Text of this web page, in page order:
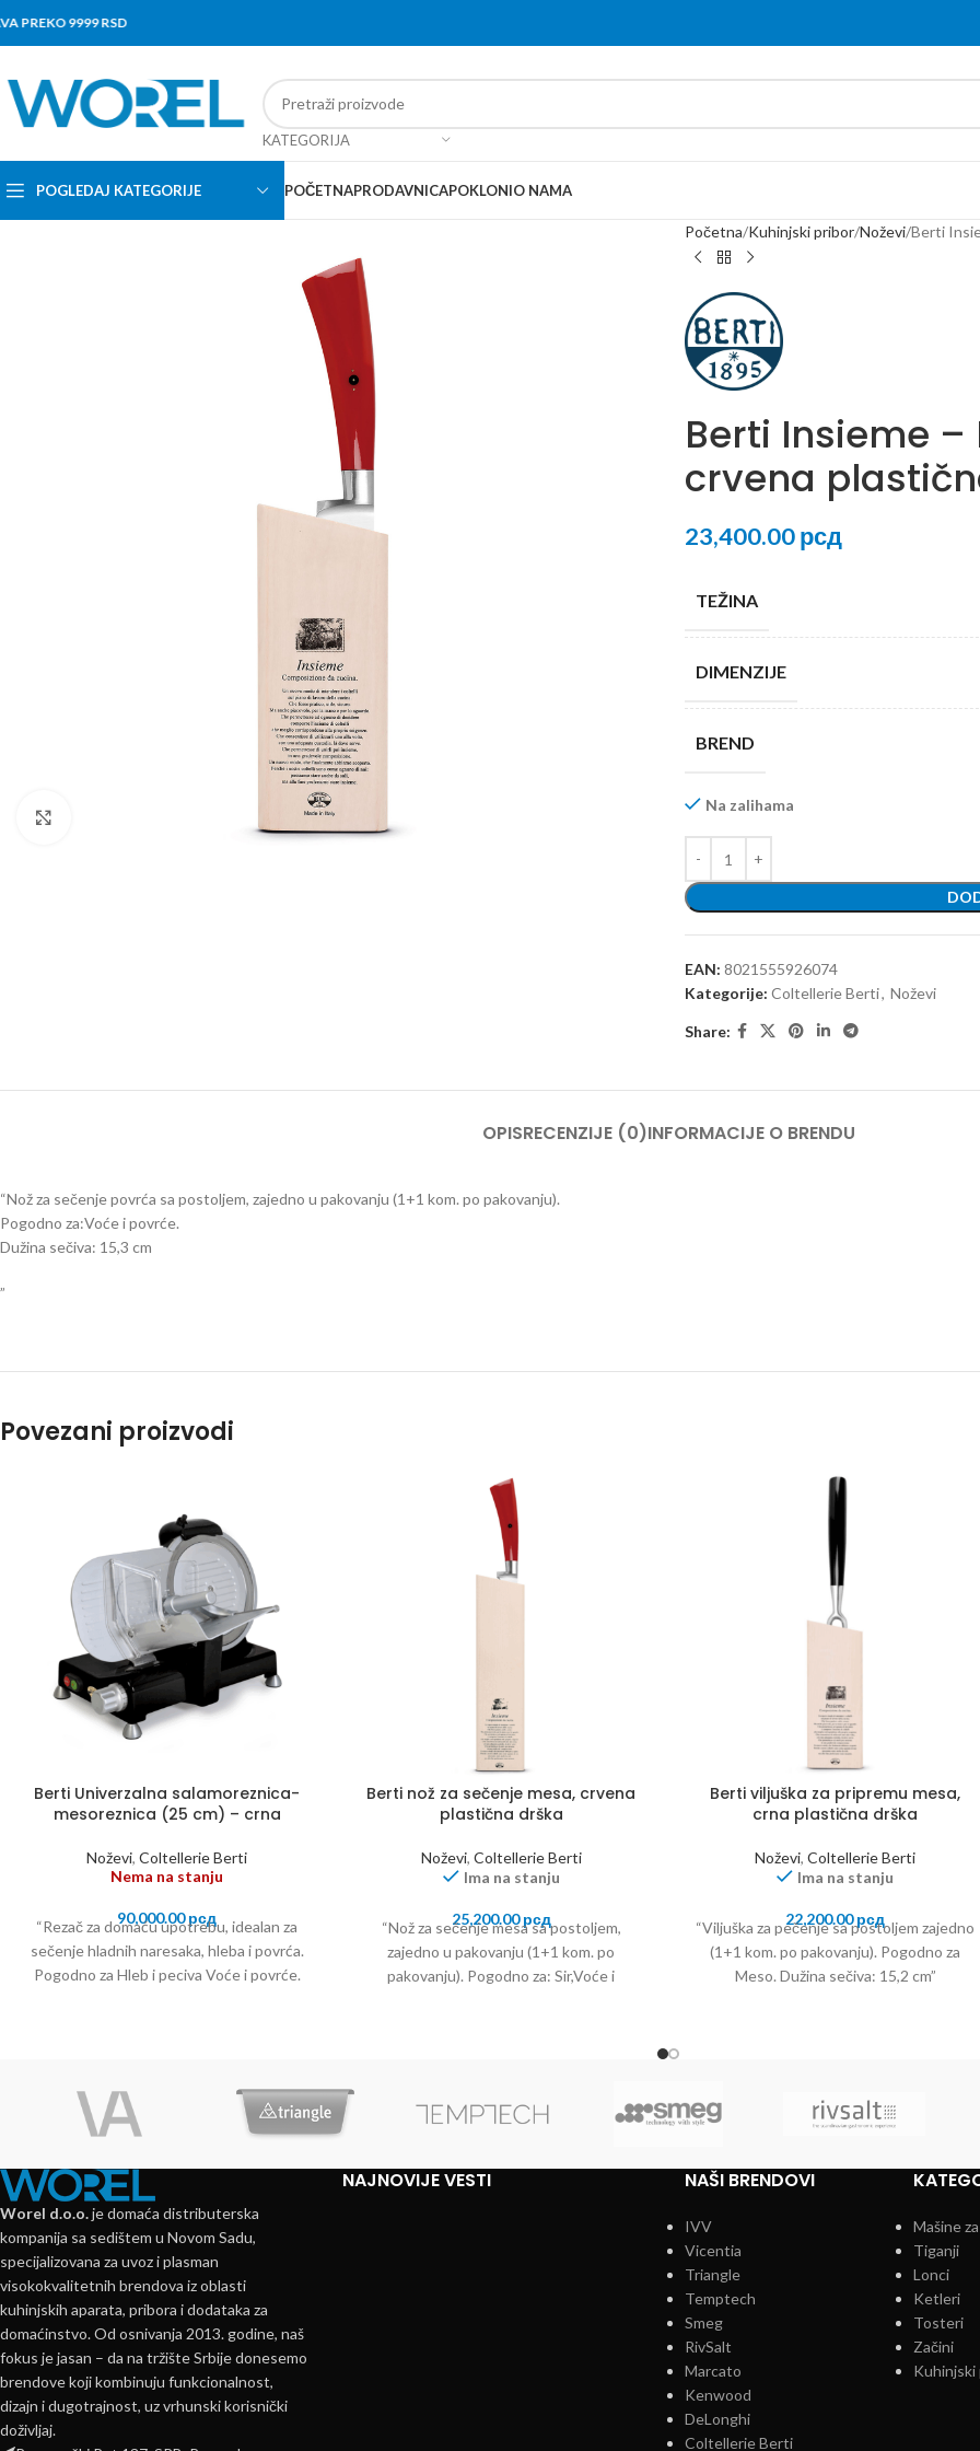
9999 RSD
KATEGORIJA
POGLEDAJ KATEGORIJE POČETNAPRODAVNICAPOKLONIO NAMA
Početna Kuhinjski pribor Noževi Berti
Berti Insieme –
crvena
23,400.00рсд
TEŽINA
DIMENZIJE
BREND
Na zalihama
EAN: 8021555926074
Kategorije: Coltellerie Berti, Noževi
Share:
OPISRECENZIJE (0)INFORMACIJE O BRENDU
“Nož za sečenje povrća sa postoljem, zajedno u pakovanju (1+1 kom. po pakovanju).
Pogodno za:Voće i povrće.
Dužina sečiva: 15,3 cm
”
Povezani proizvodi
Berti Univerzalna salamoreznica-
mesoreznica (25 cm) – crna
Noževi,Coltellerie Berti
Nema na stanju
90,000.00рсд
“Rezač za domaću upotrebu, idealan za
sečenje hladnih naresaka, hleba i povrća.
Pogodno za Hleb i peciva Voće i povrće.
Berti nož za sečenje mesa, crvena
plastična drška
Noževi, Coltellerie Berti
Ima na stanju
25,200.00рсд
“Nož za sečenje mesa sa postoljem,
zajedno u pakovanju (1+1 kom. po
pakovanju). Pogodno za: Sir,Voće i
Berti viljuška za pripremu mesa,
crna plastična drška
Noževi,Coltellerie Berti
Ima na stanju
22,200.00рсд
“Viljuška za pečenje sa postoljem zajedno
(1+1 kom. po pakovanju). Pogodno za
Meso. Dužina sečiva: 15,2 cm”
Worel d.o.o.je domaća distributerska
kompanija sa sedištem u Novom Sadu,
specijalizovana za uvoz i plasman
visokokvalitetnih brendova iz oblasti
kuhinjskih aparata, pribora i dodataka za
domaćinstvo. Od osnivanja 2013. godine, naš
fokus je jasan – da na tržište Srbije donesemo
brendove koji kombinuju funkcionalnost,
dizajn i dugotrajnost, uz vrhunski korisnički
doživljaj.
NAJNOVIJE VESTI NAŠI BRENDOVI
IVV
Vicentia
Triangle
Temptech
Smeg
RivSalt
Marcato
Kenwood
DeLonghi
Coltellerie Berti
Mašine
Tiganji
Lonci
Ketleri
Tosteri
Začini
Kuhinjski